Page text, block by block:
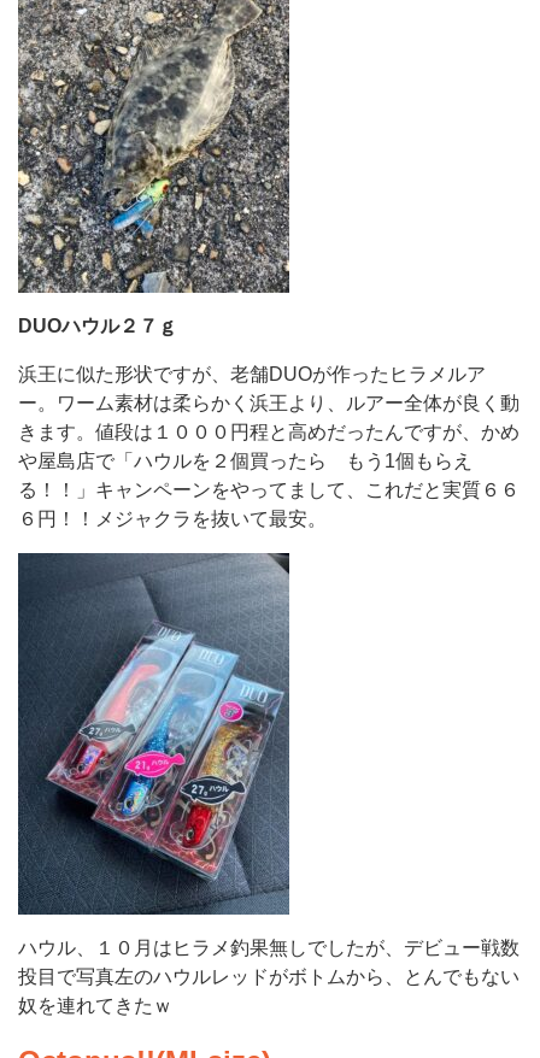
DUOハウル２７ｇ
浜王に似た形状ですが、老舗DUOが作ったヒラメルア
ー。ワーム素材は柔らかく浜王より、ルアー全体が良く動
きます。値段は１０００円程と高めだったんですが、かめ
や屋島店で「ハウルを２個買ったら もう1個もらえ
る！！」キャンペーンをやってまして、これだと実質６６
６円！！メジャクラを抜いて最安。
ハウル、１０月はヒラメ釣果無しでしたが、デビュー戦数
投目で写真左のハウルレッドがボトムから、とんでもない
奴を連れてきたｗ